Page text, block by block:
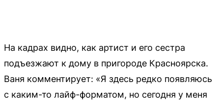
На кадрах видно, как артист и его сестра
подъезжают к дому в пригороде Красноярска.
Ваня комментирует: «Я здесь редко появляюсь
с каким-то лайф-форматом, но сегодня у меня